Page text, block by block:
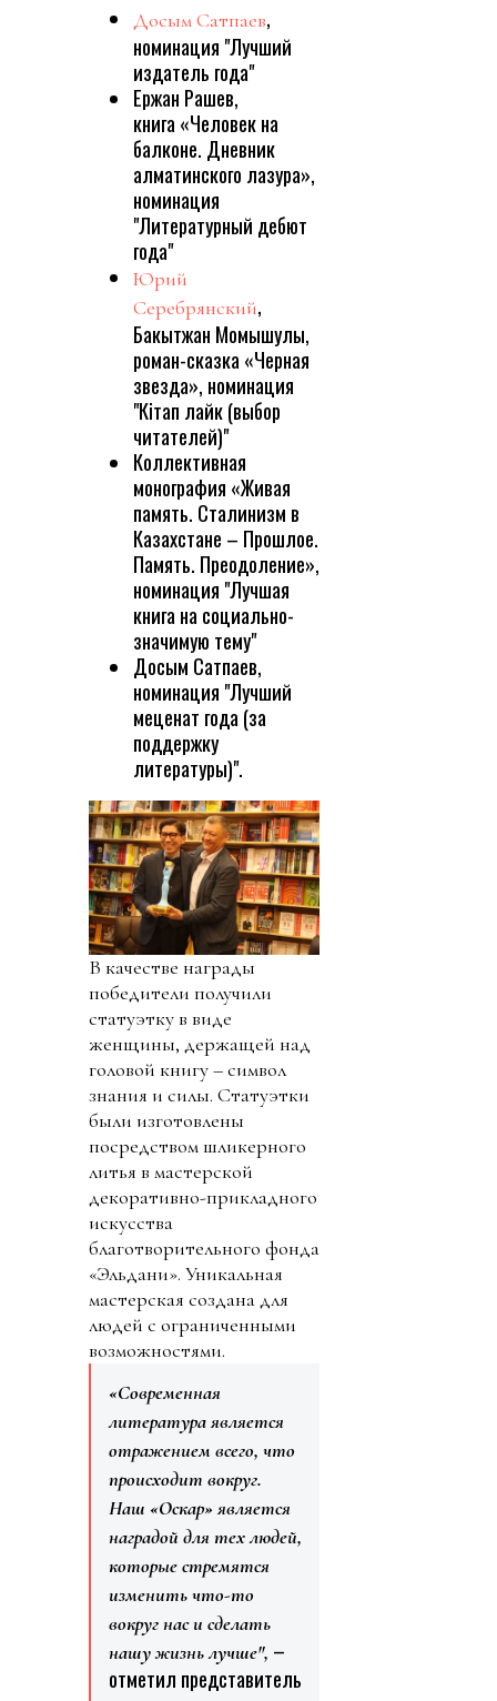
Досым Сатпаев,
номинация "Лучший
издатель года"
Ержан Рашев,
книга «Человек на
балконе. Дневник
алматинского лазура»,
номинация
"Литературный дебют
года"
Юрий
Серебрянский,
Бакытжан Момышулы,
роман-сказка «Черная
звезда», номинация
"Кiтап лайк (выбор
читателей)"
Коллективная
монография «Живая
память. Сталинизм в
Казахстане – Прошлое.
Память. Преодоление»,
номинация "Лучшая
книга на социально-
значимую тему"
Досым Сатпаев,
номинация "Лучший
меценат года (за
поддержку
литературы)".
В качестве награды
победители получили
статуэтку в виде
женщины, держащей над
головой книгу – символ
знания и силы. Статуэтки
были изготовлены
посредством шликерного
литья в мастерской
декоративно-прикладного
искусства
благотворительного фонда
«Эльдани». Уникальная
мастерская создана для
людей с ограниченными
возможностями.
«Современная
литература является
отражением всего, что
происходит вокруг.
Наш «Оскар» является
наградой для тех людей,
которые стремятся
изменить что-то
вокруг нас и сделать
нашу жизнь лучше", –
отметил представитель